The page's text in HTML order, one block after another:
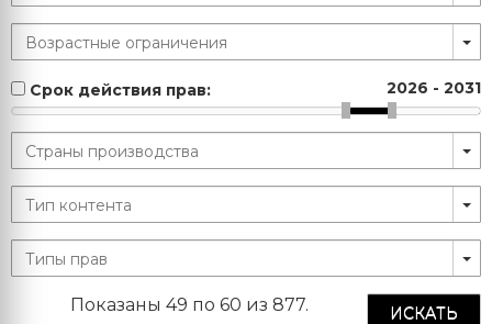
Срок действия прав: 2026 - 2031
ИСКАТЬ
Показаны 49 по 60 из 877.